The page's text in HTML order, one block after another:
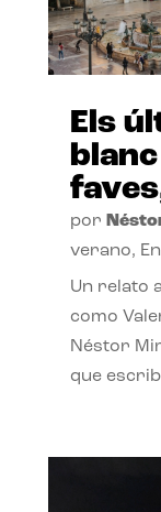
Els
por
verano,
Un relato
como
Néstor
que